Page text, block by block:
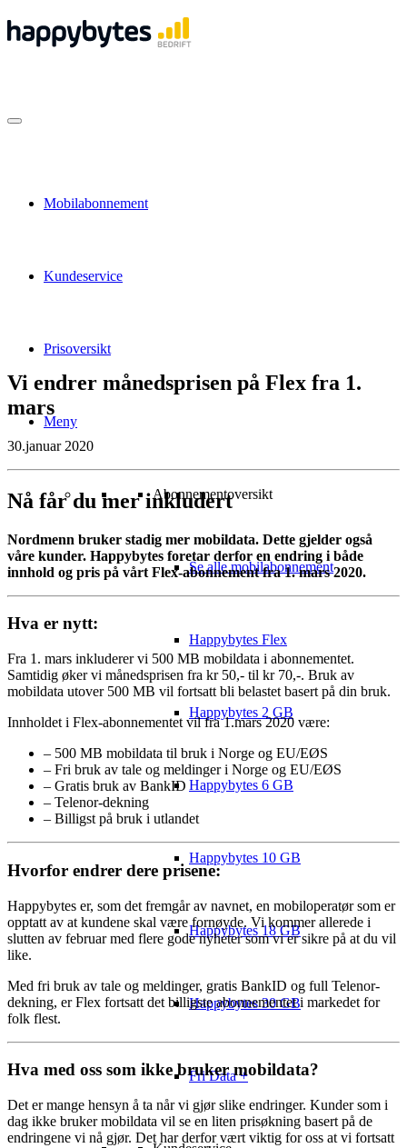
Mobilabonnement
Kundeservice
Prisoversikt
Meny
Abonnementoversikt
Se alle mobilabonnement
Happybytes Flex
Happybytes 2 GB
Happybytes 6 GB
Happybytes 10 GB
Happybytes 18 GB
Happybytes 30 GB
Fri Data +
Vi endrer månedsprisen på Flex fra 1.
mars
30.januar 2020
Nå får du mer inkludert
Nordmenn bruker stadig mer mobildata. Dette gjelder også
våre kunder. Happybytes foretar derfor en endring i både
innhold og pris på vårt Flex-abonnement fra 1. mars 2020.
Hva er nytt:
Fra 1. mars inkluderer vi 500 MB mobildata i abonnementet.
Samtidig øker vi månedsprisen fra kr 50,- til kr 70,-. Bruk av
mobildata utover 500 MB vil fortsatt bli belastet basert på din bruk.
Innholdet i Flex-abonnementet vil fra 1.mars 2020 være:
– 500 MB mobildata til bruk i Norge og EU/EØS
– Fri bruk av tale og meldinger i Norge og EU/EØS
– Gratis bruk av BankID
– Telenor-dekning
– Billigst på bruk i utlandet
Hvorfor endrer dere prisene:
Happybytes er, som det fremgår av navnet, en mobiloperatør som er
opptatt av at kundene skal være fornøyde. Vi kommer allerede i
slutten av februar med flere gode nyheter som vi er sikre på at du vil
like.
Med fri bruk av tale og meldinger, gratis BankID og full Telenor-
dekning, er Flex fortsatt det billigste abonnementet i markedet for
folk flest.
Hva med oss som ikke bruker mobildata?
Det er mange hensyn å ta når vi gjør slike endringer. Kunder som i
dag ikke bruker mobildata vil se en liten prisøkning basert på de
endringene vi nå gjør. Det har derfor vært viktig for oss at vi fortsatt